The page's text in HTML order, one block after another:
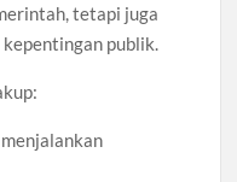
tetapi juga
publik.